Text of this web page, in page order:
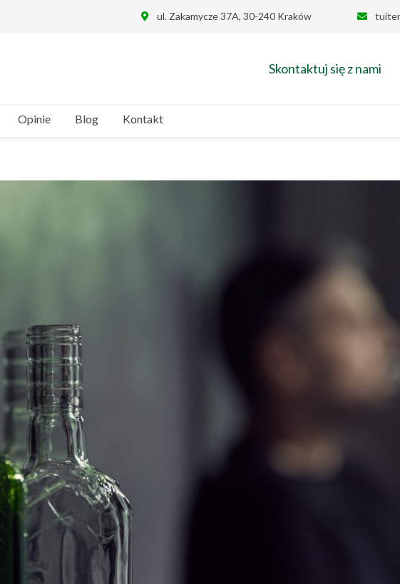
ul. Zakamycze 37A, 30-240 Kraków
Skontaktuj się z nami
Opinie Blog Kontakt